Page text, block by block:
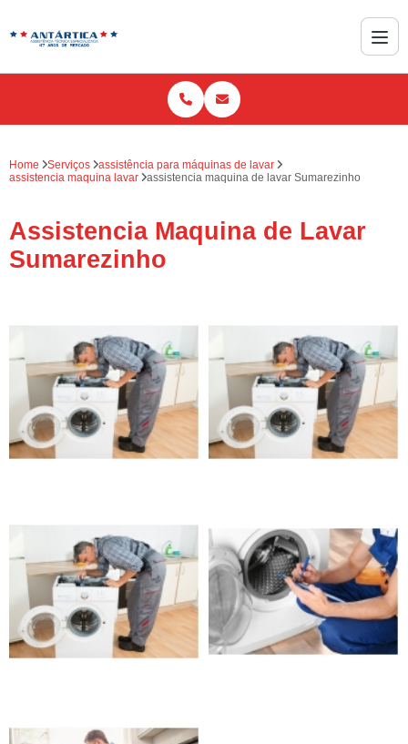
Home Serviços
assistência para máquinas de lavar
assistencia maquina lavar
assistencia maquina de lavar Sumarezinho
Assistencia Maquina de Lavar
Sumarezinho